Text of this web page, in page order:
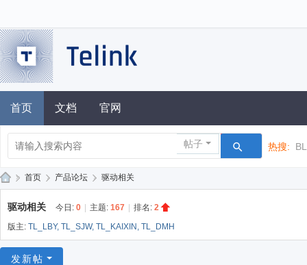
首页 文档 官网
帖子 热搜:
» 首页 › 产品论坛 › 驱动相关
驱动相关 今日: 0 主题: 167 排名: 2
版主: TL_LBY, TL_SJW, TL_KAIXIN , TL_DMH
发新帖